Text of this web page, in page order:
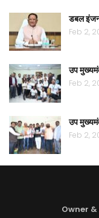
डबल इंजन
Feb 2,
उप
Feb 2,
उप
Feb 2,
Owner